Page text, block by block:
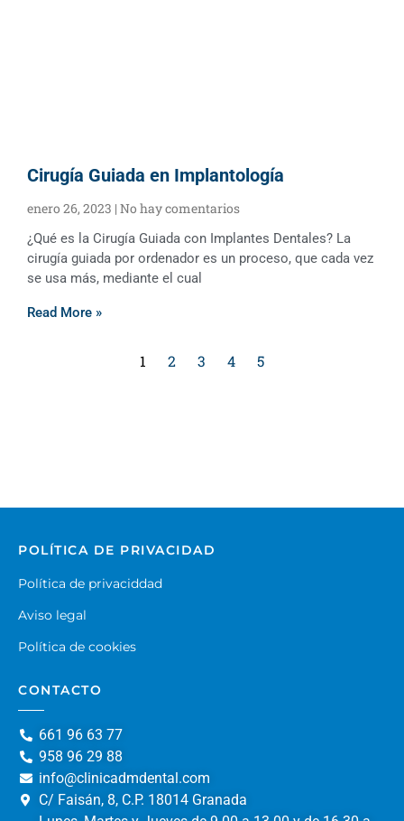
Cirugía Guiada en Implantología
enero 26, 2023 No hay comentarios
¿Qué es la Cirugía Guiada con Implantes Dentales? La
cirugía guiada por ordenador es un proceso, que cada vez
se usa más, mediante el cual
Read More »
1 2 3 4 5
CONTACTO
661 96 63 77
958 96 29 88
info@clinicadmdental.com
C/ Faisán, 8, C.P. 18014 Granada
POLÍTICA DE PRIVACIDAD
Política de privaciddad
Aviso legal
Política de cookies